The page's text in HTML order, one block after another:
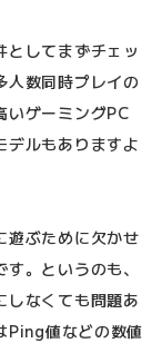
としてまずチェッ
人数同時プレイの
いゲーミングPC
デルもありますよ
遊ぶために欠かせ
。というのも、
しなくても問題あ
Ping値などの数値